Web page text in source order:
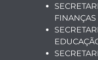
FINANÇAS